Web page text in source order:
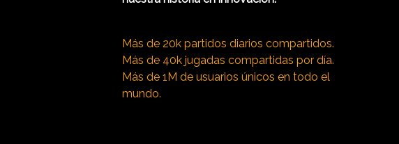
Más de 20k partidos diarios compartidos.
Más de 40k jugadas compartidas por día.
Más de 1M de usuarios únicos en todo el
mundo.